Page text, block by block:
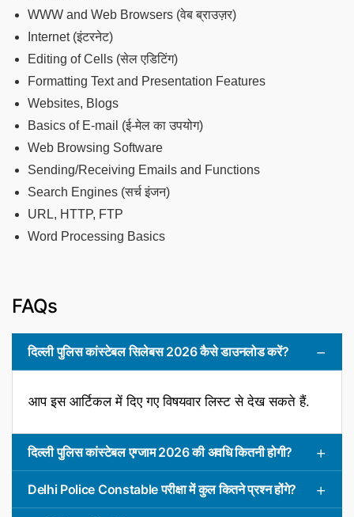
WWW and Web Browsers (वेब ब्राउज़र)
Internet (इंटरनेट)
Editing of Cells (सेल एडिटिंग)
Formatting Text and Presentation Features
Websites, Blogs
Basics of E-mail (ई-मेल का उपयोग)
Web Browsing Software
Sending/Receiving Emails and Functions
Search Engines (सर्च इंजन)
URL, HTTP, FTP
Word Processing Basics
FAQs
दिल्ली पुलिस कांस्टेबल सिलेबस 2026 कैसे डाउनलोड करें?
आप इस आर्टिकल में दिए गए विषयवार लिस्ट से देख सकते हैं.
दिल्ली पुलिस कांस्टेबल एग्जाम 2026 की अवधि कितनी होगी?
Delhi Police Constable परीक्षा में कुल कितने प्रश्न होंगे?